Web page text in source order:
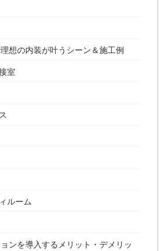
想の内装が叶うシーン＆施工例
室
ルーム
ンを導入するメリット・デメリッ